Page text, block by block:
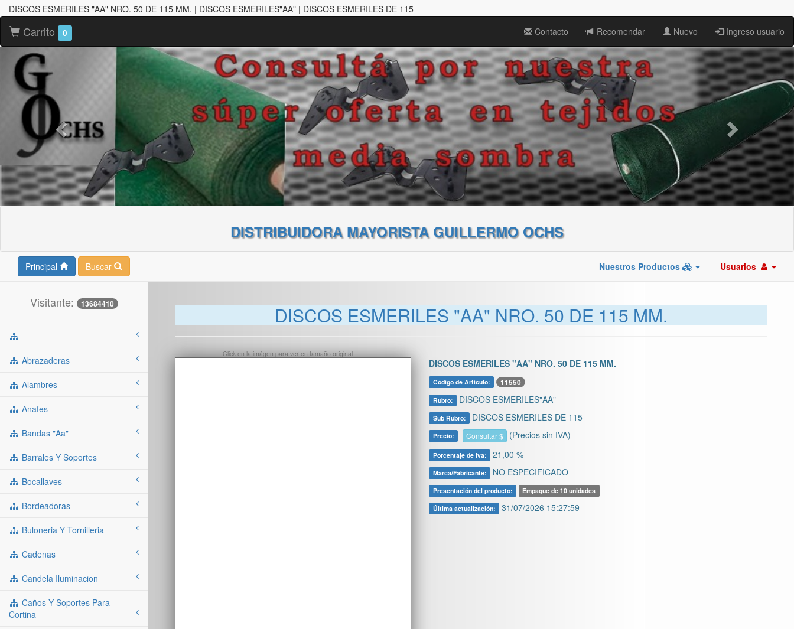
DISCOS ESMERILES "AA" NRO. 50 DE 115 MM. | DISCOS ESMERILES"AA" | DISCOS ESMERILES DE 115
Carrito 0 Contacto Recomendar Nuevo Ingreso usuario
DISTRIBUIDORA MAYORISTA GUILLERMO OCHS
Principal Buscar Nuestros Productos Usuarios
Visitante: 13684410
Abrazaderas
Alambres
Anafes
Bandas "aa"
Barrales Y Soportes
Bocallaves
Bordeadoras
Buloneria Y Tornilleria
Cadenas
Candela Iluminacion
Caños Y Soportes Para
Cortina
DISCOS ESMERILES "AA" NRO. 50 DE 115 MM.
Click en la imágen para ver en tamaño original
DISCOS ESMERILES "AA" NRO. 50 DE 115 MM.
Código de Artículo: 11550
Rubro: DISCOS ESMERILES"AA"
Sub Rubro: DISCOS ESMERILES DE 115
Precio: Consultar $ (Precios sin IVA)
Porcentaje de Iva: 21,00 %
Marca/Fabricante: NO ESPECIFICADO
Presentación del producto:
Empaque de 10 unidades
Última actualización:
31/07/2026 15:27:59